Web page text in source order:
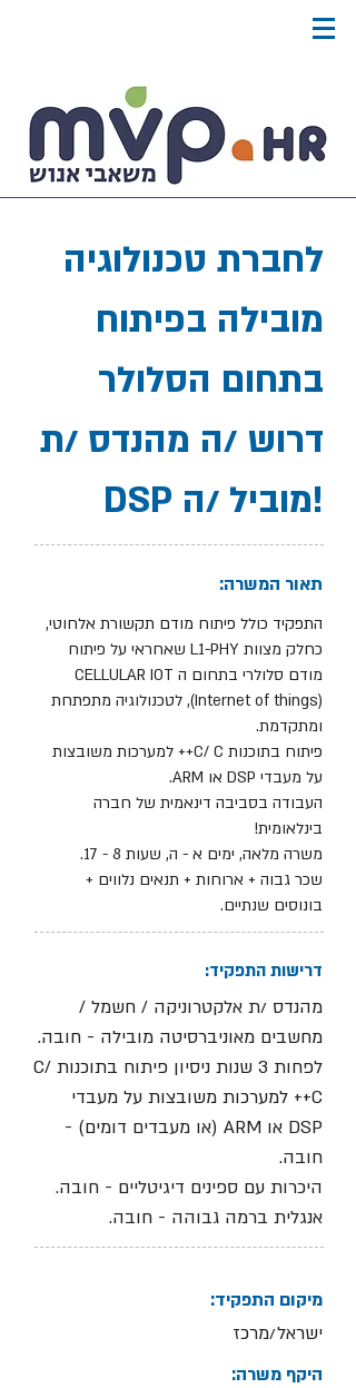
לחברת טכנולוגיה
מובילה בפיתוח
בתחום הסלולר
דרוש /ה מהנדס /ת
DSP מוביל /ה!
תאור המשרה:
התפקיד כולל פיתוח מודם תקשורת אלחוטי,
כחלק מצוות L1-PHY שאחראי על פיתוח
מודם סלולרי בתחום ה CELLULAR IOT
(Internet of things), לטכנולוגיה מתפתחת
ומתקדמת.
פיתוח בתוכנות C/ C++ למערכות משובצות
על מעבדי DSP או ARM.
העבודה בסביבה דינאמית של חברה
בינלאומית!
משרה מלאה, ימים א - ה, שעות 8 - 17.
שכר גבוה + ארוחות + תנאים נלווים +
בונוסים שנתיים.
דרישות התפקיד:
מהנדס /ת אלקטרוניקה / חשמל /
מחשבים מאוניברסיטה מובילה - חובה.
לפחות 3 שנות ניסיון פיתוח בתוכנות C/
C++ למערכות משובצות על מעבדי
DSP או ARM (או מעבדים דומים) -
חובה.
היכרות עם ספינים דיגיטליים - חובה.
אנגלית ברמה גבוהה - חובה.
מיקום התפקיד:
ישראל/מרכז
היקף משרה: